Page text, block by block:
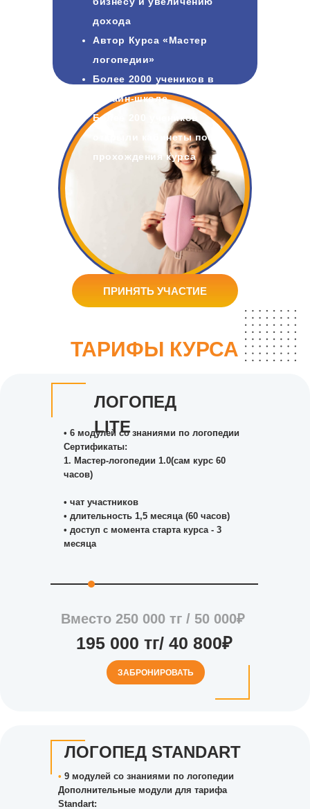
02/04
ПРИНЯТЬ УЧАСТИЕ
дохода
Автор Курса «Мастер
логопедии»
Более 2000 учеников в
онлайн-школе
Более 200 учеников
открыли кабинеты после
прохождения курса
ТАРИФЫ КУРСА
195 000 тг/ 40 800₽
ЛОГОПЕД STANDART
• 9 модулей со знаниями по логопедии
Дополнительные модули для тарифа
Standart:
Вместо 250 000 тг / 50 000₽
• 6 модулей со знаниями по логопедии
Сертификаты:
1.⁠ ⁠Мастер-логопедии 1.0(сам курс 60
часов)
•⁠ ⁠чат участников
•⁠ ⁠длительность 1,5 месяца (60 часов)
•⁠ ⁠доступ с момента старта курса - 3
месяца
ЛОГОПЕД
LITE
ЗАБРОНИРОВАТЬ